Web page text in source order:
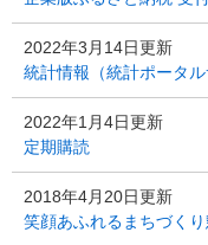
2022年3月14日更新
統計情報（統計ポータル
2022年1月4日更新
定期購読
2018年4月20日更新
笑顔あふれるまちづく